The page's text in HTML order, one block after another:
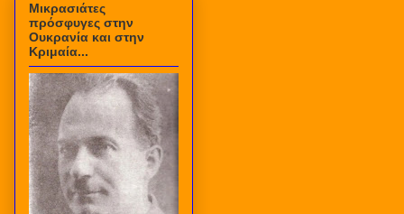
Μικρασιάτες
πρόσφυγες στην
Ουκρανία και στην
Κριμαία...